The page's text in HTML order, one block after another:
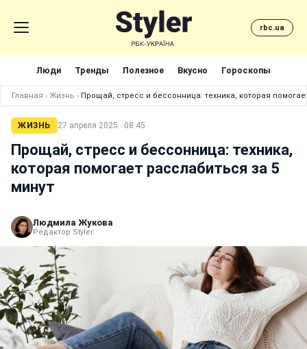
rbc.ua
Люди Тренды Полезное Вкусно Гороскопы
Главная › Жизнь › Прощай, стресс и бессонница: техника, которая
ЖИЗНЬ 27 апреля 2025 · 08:45
Прощай, стресс и бессонница: техника,
которая помогает расслабиться за 5
минут
Людмила Жукова
Редактор Styler